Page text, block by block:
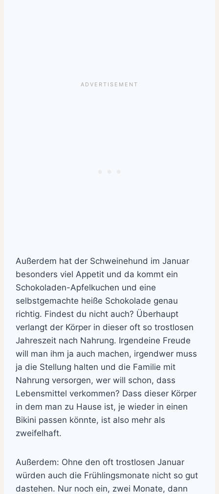
Außerdem hat der Schweinehund im Januar
besonders viel Appetit und da kommt ein
Schokoladen-Apfelkuchen und eine
selbstgemachte heiße Schokolade genau
richtig. Findest du nicht auch? Überhaupt
verlangt der Körper in dieser oft so trostlosen
Jahreszeit nach Nahrung. Irgendeine Freude
will man ihm ja auch machen, irgendwer muss
ja die Stellung halten und die Familie mit
Nahrung versorgen, wer will schon, dass
Lebensmittel verkommen? Dass dieser Körper
in dem man zu Hause ist, je wieder in einen
Bikini passen könnte, ist also mehr als
zweifelhaft.
Außerdem: Ohne den oft trostlosen Januar
würden auch die Frühlingsmonate nicht so gut
dastehen. Nur noch ein, zwei Monate, dann